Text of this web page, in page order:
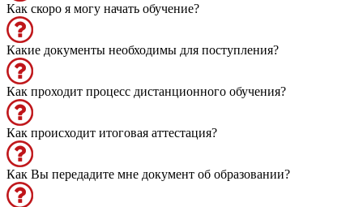
Как скоро я могу начать обучение?
Какие документы необходимы для поступления?
Как проходит процесс дистанционного обучения?
Как происходит итоговая аттестация?
Как Вы передадите мне документ об образовании?